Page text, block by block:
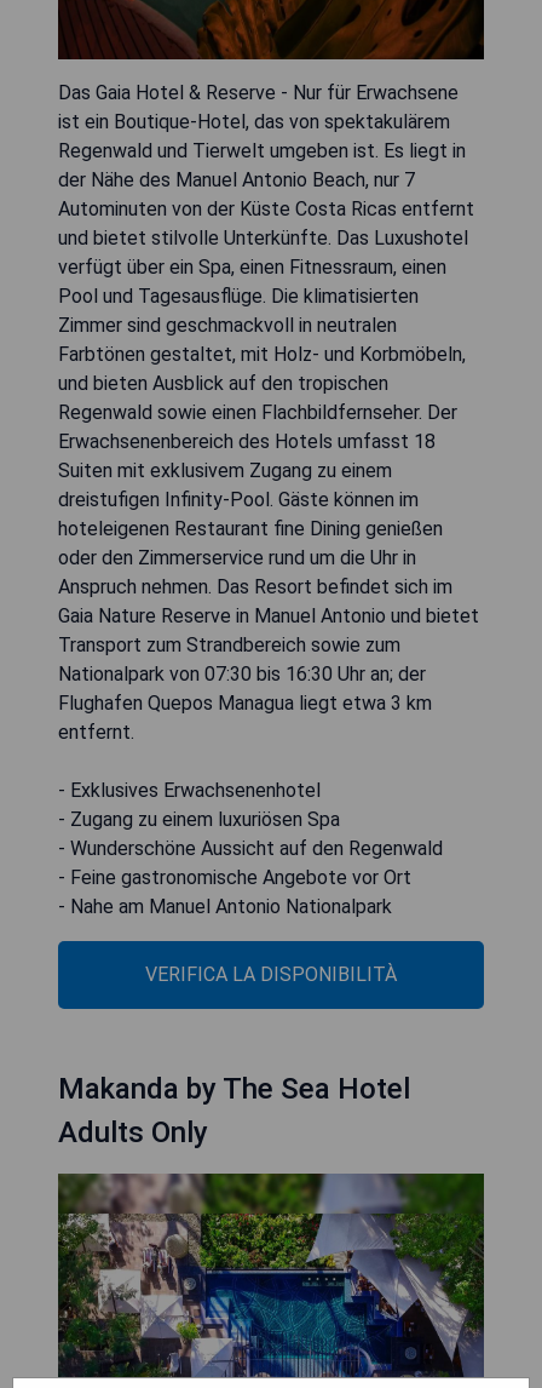
Das Gaia Hotel & Reserve - Nur für Erwachsene
ist ein Boutique-Hotel, das von spektakulärem
Regenwald und Tierwelt umgeben ist. Es liegt in
der Nähe des Manuel Antonio Beach, nur 7
Autominuten von der Küste Costa Ricas entfernt
und bietet stilvolle Unterkünfte. Das Luxushotel
verfügt über ein Spa, einen Fitnessraum, einen
Pool und Tagesausflüge. Die klimatisierten
Zimmer sind geschmackvoll in neutralen
Farbtönen gestaltet, mit Holz- und Korbmöbeln,
und bieten Ausblick auf den tropischen
Regenwald sowie einen Flachbildfernseher. Der
Erwachsenenbereich des Hotels umfasst 18
Suiten mit exklusivem Zugang zu einem
dreistufigen Infinity-Pool. Gäste können im
hoteleigenen Restaurant fine Dining genießen
oder den Zimmerservice rund um die Uhr in
Anspruch nehmen. Das Resort befindet sich im
Gaia Nature Reserve in Manuel Antonio und bietet
Transport zum Strandbereich sowie zum
Nationalpark von 07:30 bis 16:30 Uhr an; der
Flughafen Quepos Managua liegt etwa 3 km
entfernt.
- Exklusives Erwachsenenhotel
- Zugang zu einem luxuriösen Spa
- Wunderschöne Aussicht auf den Regenwald
- Feine gastronomische Angebote vor Ort
- Nahe am Manuel Antonio Nationalpark
VERIFICA LA DISPONIBILITÀ
Makanda by The Sea Hotel
Adults Only